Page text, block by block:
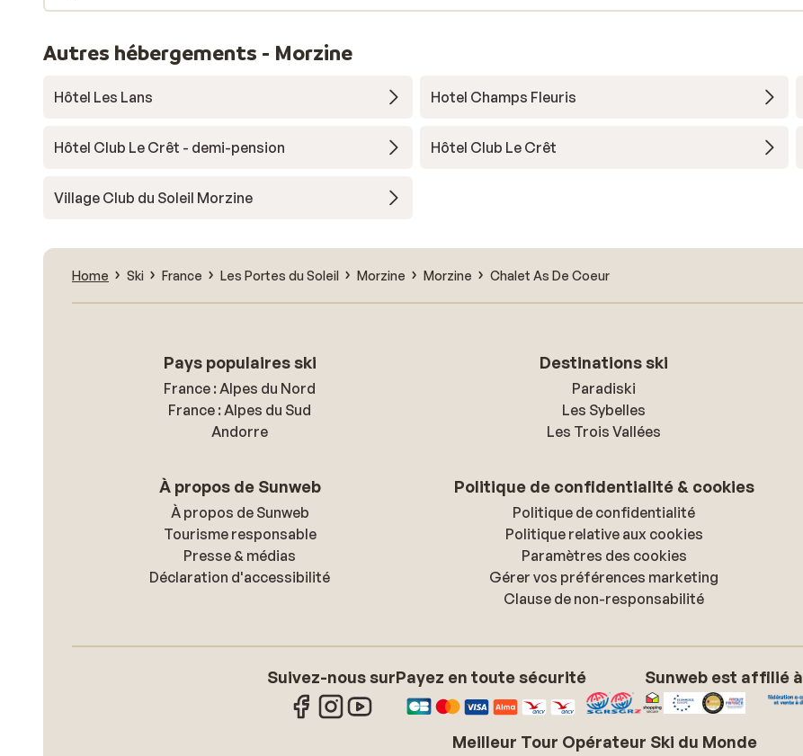
Autres hébergements - Morzine
Hôtel Les Lans Hotel Champs Fleuris
Hôtel Club Le Crêt - demi-pension Hôtel Club Le Crêt
Village Club du Soleil Morzine
Home Ski France Les Portes du Soleil Morzine Morzine Chalet As De Coeur
Pays populaires ski
France : Alpes du Nord
France : Alpes du Sud
Andorre
Destinations ski
Paradiski
Les Sybelles
Les Trois Vallées
À propos de Sunweb
À propos de Sunweb
Tourisme responsable
Presse & médias
Déclaration d'accessibilité
Politique de confidentialité & cookies
Politique de confidentialité
Politique relative aux cookies
Paramètres des cookies
Gérer vos préférences marketing
Clause de non-responsabilité
Suivez-nous surPayez en toute sécurité Sunweb est affilié à
Meilleur Tour Opérateur Ski du Monde